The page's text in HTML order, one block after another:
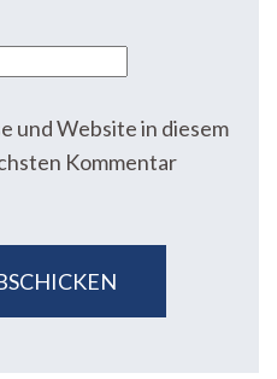
und Website in diesem
Kommentar